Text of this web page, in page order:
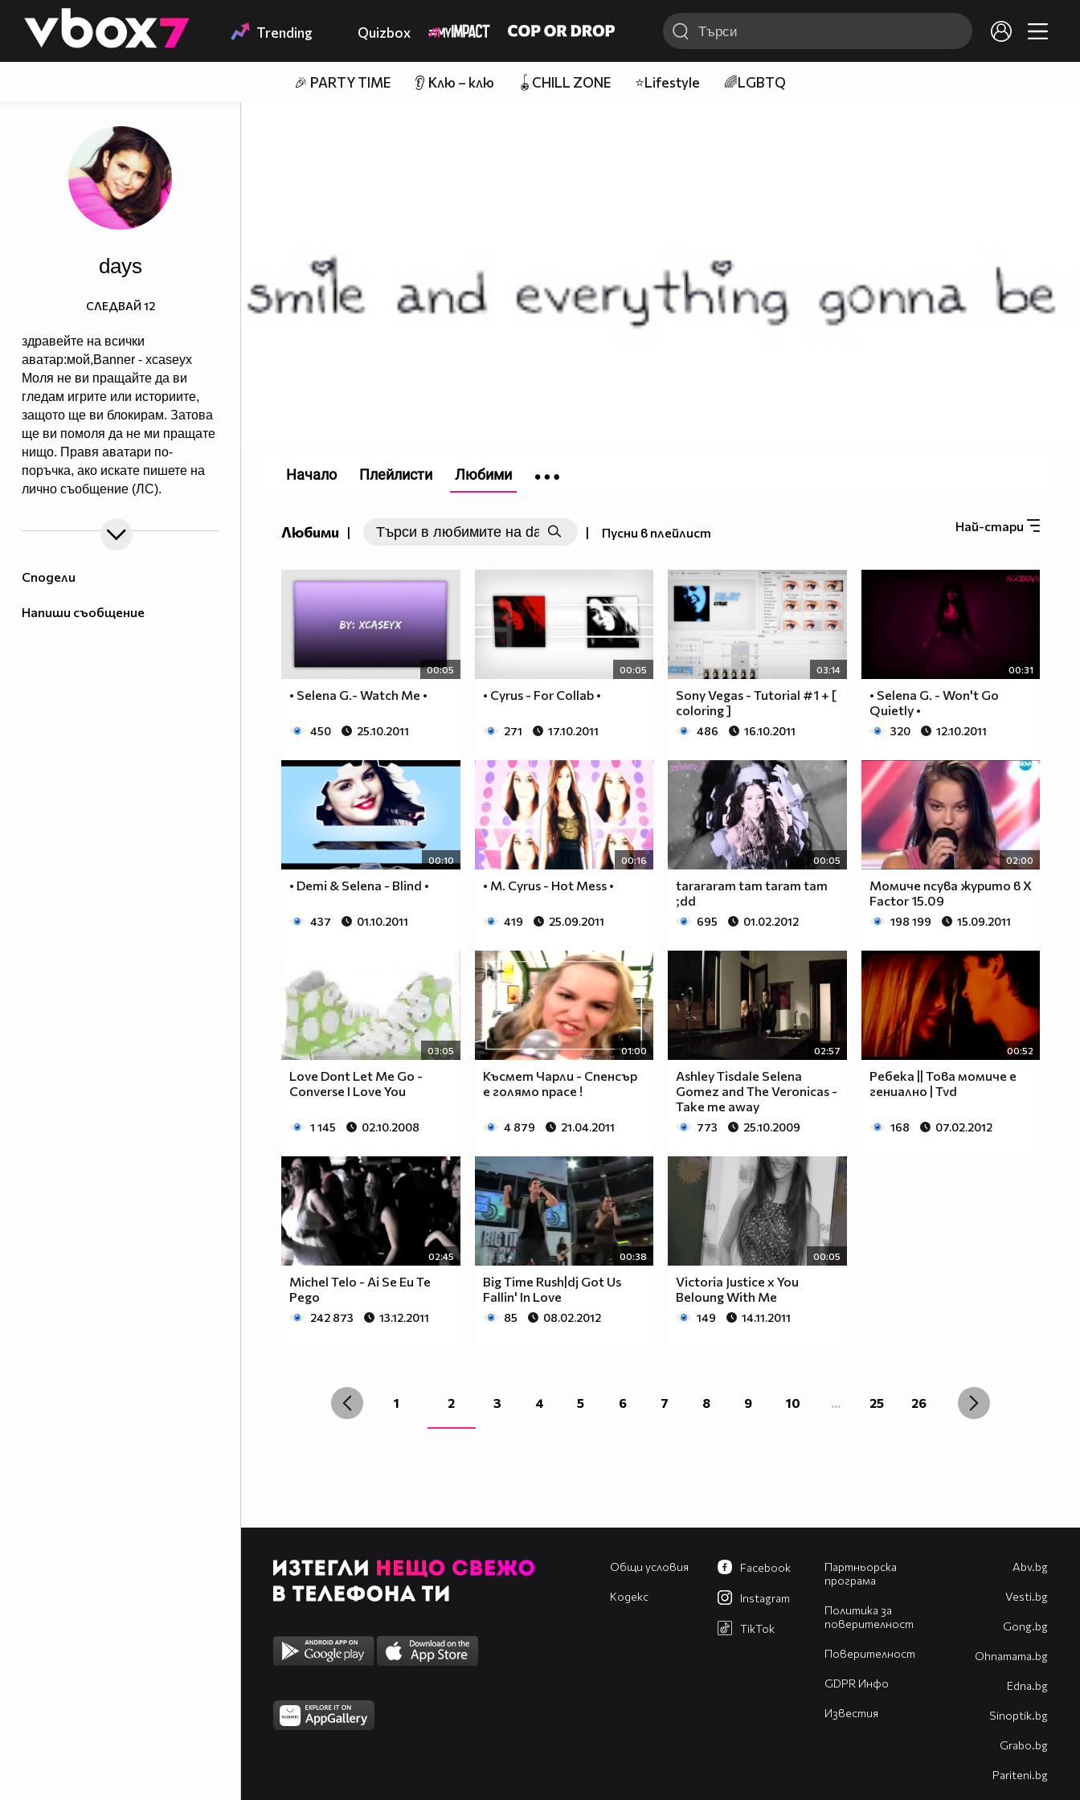
👾 Trending Quizbox
🎉 PARTY TIME 👂 Клю – клю 🪀CHILL ZONE ⭐Lifestyle 🌈LGBTQ
Сподели
Напиши съобщение
days
здравейте на всички
аватар:мой,Banner - xcaseyx
Моля не ви пращайте да ви
гледам игрите или историите,
защото ще ви блокирам. Затова
ще ви помоля да не ми пращате
нищо. Правя аватари по-
поръчка, ако искате пишете на
лично съобщение (ЛС).
хора и да им помагам с каквото
мога. Не участвам в конкурси. В
аватари,банери и клипове. Има
,че се запознах с много добри
СЛЕДВАЙ 12
Любими | | Пусни в плейлист Най-стари
00:05
• Selena G.- Watch Me •
450 25.10.2011
00:05
• Cyrus - For Collab •
271 17.10.2011
03:14
Sony Vegas - Tutorial #1 + [
coloring ]
486 16.10.2011
00:31
• Selena G. - Won't Go
Quietly •
320 12.10.2011
00:10
• Demi & Selena - Blind •
437 01.10.2011
00:16
• M. Cyrus - Hot Mess •
419 25.09.2011
00:05
tarararam tam taram tam
;dd
695 01.02.2012
02:00
Момиче псува журито в X
Factor 15.09
198 199 15.09.2011
03:05
Love Dont Let Me Go -
Converse I Love You
1 145 02.10.2008
01:00
Късмет Чарли - Спенсър
е голямо прасе !
4 879 21.04.2011
02:57
Ashley Tisdale Selena
Gomez and The Veronicas -
Take me away
773 25.10.2009
00:52
Ребека || Това момиче е
гениално | Tvd
168 07.02.2012
02:45
Michel Telo - Ai Se Eu Te
Pego
242 873 13.12.2011
00:38
Big Time Rush|dj Got Us
Fallin' In Love
85 08.02.2012
00:05
Victoria Justice x You
Beloung With Me
149 14.11.2011
1 2 3 4 5 6 7 8 9 10 ... 25 26
Начало Плейлисти Любими
Общи условия
Кодекс
Партньорска
програма
Политика за
поверителност
Поверителност
GDPR Инфо
Известия
Facebook
Instagram
TikTok
Abv.bg
Vesti.bg
Gong.bg
Оhnamama.bg
Edna.bg
Sinoptik.bg
Grabo.bg
Pariteni.bg